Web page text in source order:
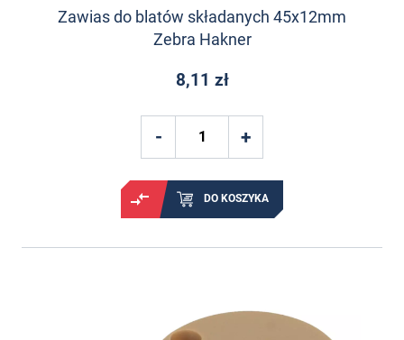
Zawias do blatów składanych 45x12mm
Zebra Hakner
8,11 zł
DO KOSZYKA